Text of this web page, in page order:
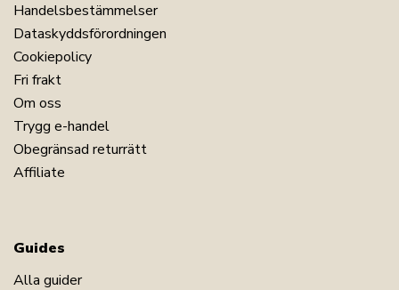
Handelsbestämmelser
Dataskyddsförordningen
Cookiepolicy
Fri frakt
Om oss
Trygg e-handel
Obegränsad returrätt
Affiliate
Guides
Alla guider